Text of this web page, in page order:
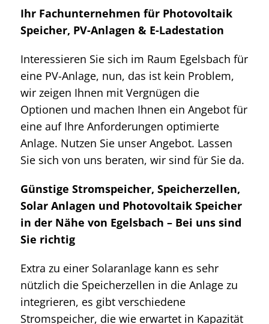
Ihr Fachunternehmen für Photovoltaik
Speicher, PV-Anlagen & E-Ladestation
Interessieren Sie sich im Raum Egelsbach für
eine PV-Anlage, nun, das ist kein Problem,
wir zeigen Ihnen mit Vergnügen die
Optionen und machen Ihnen ein Angebot für
eine auf Ihre Anforderungen optimierte
Anlage. Nutzen Sie unser Angebot. Lassen
Sie sich von uns beraten, wir sind für Sie da.
Günstige Stromspeicher, Speicherzellen,
Solar Anlagen und Photovoltaik Speicher
in der Nähe von Egelsbach – Bei uns sind
Sie richtig
Extra zu einer Solaranlage kann es sehr
nützlich die Speicherzellen in die Anlage zu
integrieren, es gibt verschiedene
Stromspeicher, die wie erwartet in Kapazität